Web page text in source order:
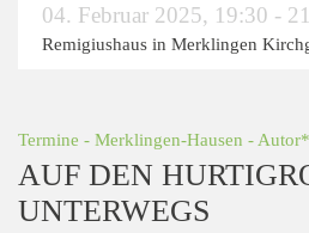
04. Februar 2025, 19:30 -
Remigiushaus in Merklingen
Termine - Merklingen-Hausen -
AUF DEN
UNTERWEGS